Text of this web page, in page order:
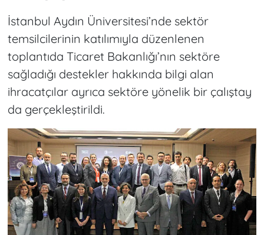
İstanbul Aydın Üniversitesi’nde sektör
temsilcilerinin katılımıyla düzenlenen
toplantıda Ticaret Bakanlığı’nın sektöre
sağladığı destekler hakkında bilgi alan
ihracatçılar ayrıca sektöre yönelik bir çalıştay
da gerçekleştirildi.